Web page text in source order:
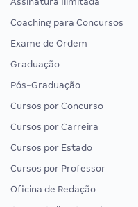
Coaching para Concursos
Exame de Ordem
Graduação
Pós-Graduação
Cursos por Concurso
Cursos por Carreira
Cursos por Estado
Cursos por Professor
Oficina de Redação